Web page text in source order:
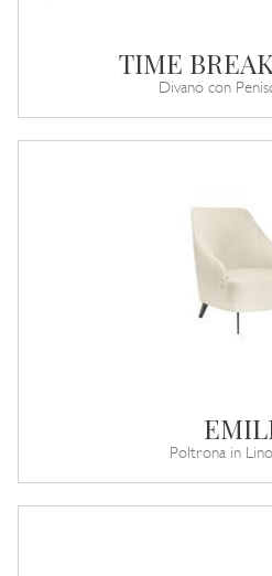
TIME
Divano con
Poltrona in